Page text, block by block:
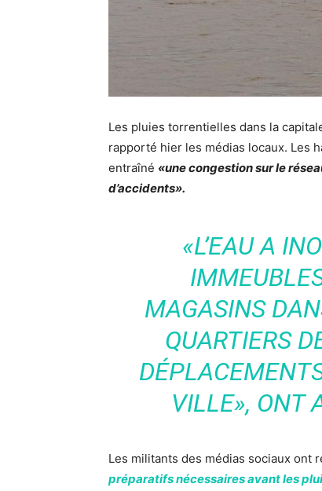
Les pluies torrentielles dans la
rapporté hier les médias locaux. Les
entraîné «une congestion sur le
d’accidents».
«L’EAU A
MAGASINS
QUARTIERS
VILLE», ONT
Les militants des médias sociaux ont
préparatifs nécessaires avant les